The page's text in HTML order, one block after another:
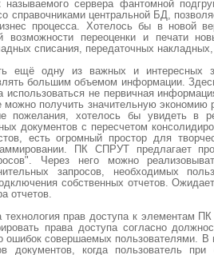
называемого сервера фантомной
справочниками центральной БД,
процесса. Хотелось бы в новой
возможности переоценки и печати
списания, передаточных накладных,
ещё одну из важных и интересных
большим объемом информации.
использоваться не первичная
получить значительную экономию
пожелания, хотелось бы увидеть в
документов с пересчетом
есть огромный простор для
ПК СПРУТ предлагает
Через него можно
запросов, необходимых
собственных отчетов.
отчетов.
прав доступа к элементам ПК
права доступа согласно
ошибок совершаемых пользователями. В
документов, когда пользователь при